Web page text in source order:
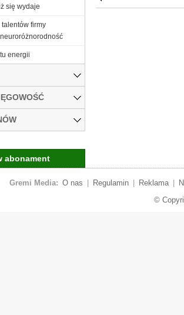
się wydaje
firmy
energii
abonament
Gremi Media: O nas Regulamin Reklama
©